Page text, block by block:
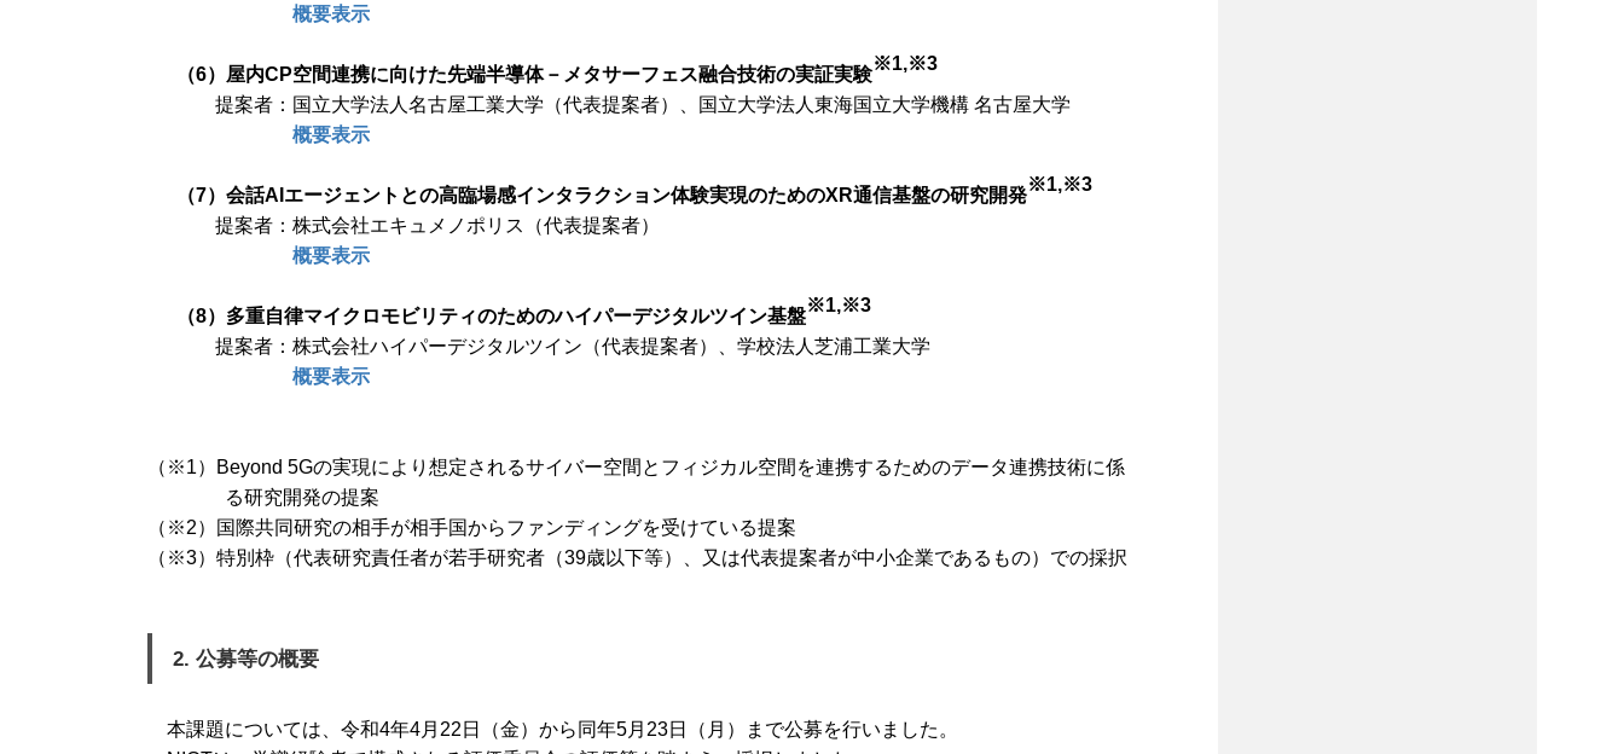
概要表示
（6）屋内CP空間連携に向けた先端半導体－メタサーフェス融合技術の実証実験※1,※3
提案者：国立大学法人名古屋工業大学（代表提案者）、国立大学法人東海国立大学機構 名古屋大学
概要表示
（7）会話AIエージェントとの高臨場感インタラクション体験実現のためのXR通信基盤の研究開発※1,※3
提案者：株式会社エキュメノポリス（代表提案者）
概要表示
（8）多重自律マイクロモビリティのためのハイパーデジタルツイン基盤※1,※3
提案者：株式会社ハイパーデジタルツイン（代表提案者）、学校法人芝浦工業大学
概要表示
（※1）Beyond 5Gの実現により想定されるサイバー空間とフィジカル空間を連携するためのデータ連携技術に係
る研究開発の提案
（※2）国際共同研究の相手が相手国からファンディングを受けている提案
（※3）特別枠（代表研究責任者が若手研究者（39歳以下等）、又は代表提案者が中小企業であるもの）での採択
2. 公募等の概要
本課題については、令和4年4月22日（金）から同年5月23日（月）まで公募を行いました。